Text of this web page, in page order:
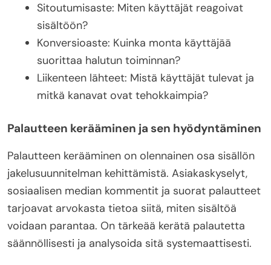
Sitoutumisaste: Miten käyttäjät reagoivat
sisältöön?
Konversioaste: Kuinka monta käyttäjää
suorittaa halutun toiminnan?
Liikenteen lähteet: Mistä käyttäjät tulevat ja
mitkä kanavat ovat tehokkaimpia?
Palautteen kerääminen ja sen hyödyntäminen
Palautteen kerääminen on olennainen osa sisällön
jakelusuunnitelman kehittämistä. Asiakaskyselyt,
sosiaalisen median kommentit ja suorat palautteet
tarjoavat arvokasta tietoa siitä, miten sisältöä
voidaan parantaa. On tärkeää kerätä palautetta
säännöllisesti ja analysoida sitä systemaattisesti.